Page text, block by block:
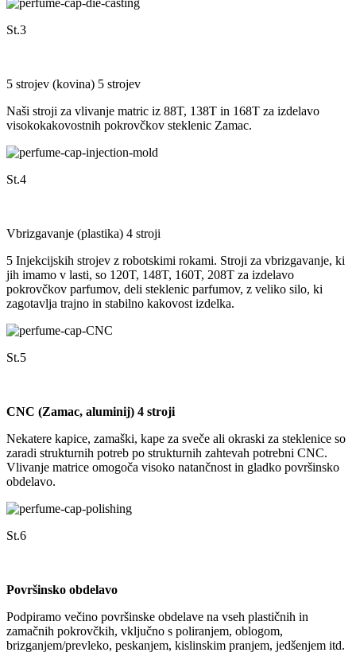
St.3
5 strojev (kovina) 5 strojev
Naši stroji za vlivanje matric iz 88T, 138T in 168T za izdelavo
visokokakovostnih pokrovčkov steklenic Zamac.
St.4
Vbrizgavanje (plastika) 4 stroji
5 Injekcijskih strojev z robotskimi rokami. Stroji za vbrizgavanje, ki
jih imamo v lasti, so 120T, 148T, 160T, 208T za izdelavo
pokrovčkov parfumov, deli steklenic parfumov, z veliko silo, ki
zagotavlja trajno in stabilno kakovost izdelka.
St.5
CNC (Zamac, aluminij) 4 stroji
Nekatere kapice, zamaški, kape za sveče ali okraski za steklenice so
zaradi strukturnih potreb po strukturnih zahtevah potrebni CNC.
Vlivanje matrice omogoča visoko natančnost in gladko površinsko
obdelavo.
St.6
Površinsko obdelavo
Podpiramo večino površinske obdelave na vseh plastičnih in
zamačnih pokrovčkih, vključno s poliranjem, oblogom,
brizganjem/prevleko, peskanjem, kislinskim pranjem, jedšenjem itd.